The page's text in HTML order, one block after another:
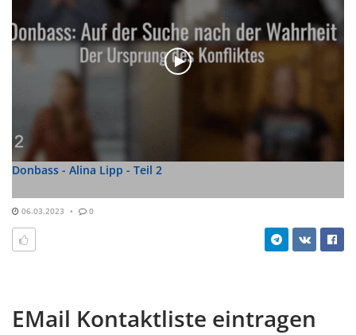
Donbass - Alina Lipp - Teil 2
06.03.2023 0
EMail Kontaktliste eintragen